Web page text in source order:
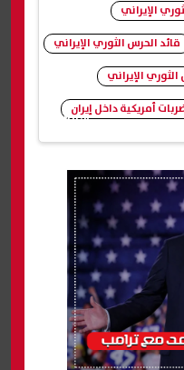
شارك
الإيراني
قائد الحرس الثوري الإيراني
الإيراني
أمريكية داخل إيران